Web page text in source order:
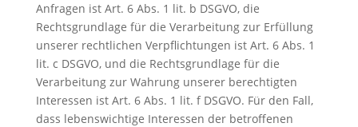
Anfragen ist Art. 6 Abs. 1 lit. b DSGVO, die
Rechtsgrundlage für die Verarbeitung zur Erfüllung
unserer rechtlichen Verpflichtungen ist Art. 6 Abs. 1
lit. c DSGVO, und die Rechtsgrundlage für die
Verarbeitung zur Wahrung unserer berechtigten
Interessen ist Art. 6 Abs. 1 lit. f DSGVO. Für den Fall,
dass lebenswichtige Interessen der betroffenen